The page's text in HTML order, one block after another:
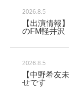
2026.8.5
【出演情報
のFM軽井沢
2026.8.5
【中野希友
せです